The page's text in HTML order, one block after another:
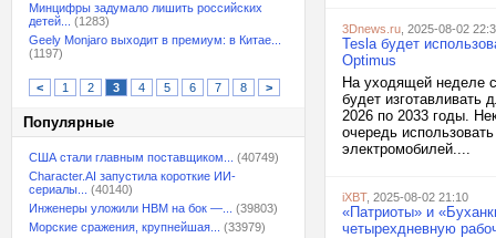
Минцифры задумало лишить российских
детей...
(1283)
Geely Monjaro выходит в премиум: в Китае...
(1197)
< 1 2 3 4 5 6 7 8 >
Популярные
США стали главным поставщиком...
(40749)
Character.AI запустила короткие ИИ-
сериалы...
(40140)
Инженеры уложили HBM на бок —...
(39803)
Морские сражения, крупнейшая...
(33979)
3Dnews.ru , 2025-08-02
Tesla будет
Optimus
На уходящей неделе
будет изготавливать
2026 по 2033 годы.
очередь
электромобилей....
iXBT, 2025-08-02 21:10
«Патриоты» и
четырехдневную